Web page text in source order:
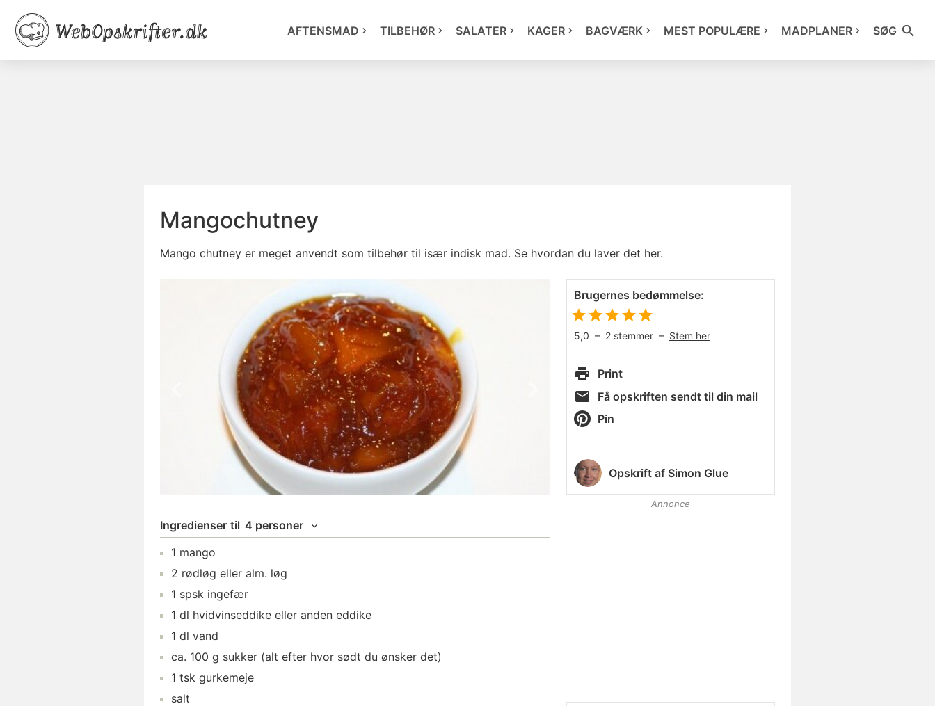
AFTENSMAD TILBEHØR SALATER KAGER BAGVÆRK MEST POPULÆRE MADPLANER SØG
Mangochutney
Mango chutney er meget anvendt som tilbehør til især indisk mad. Se hvordan du laver det her.
Ingredienser til 4 personer
1 mango
2 rødløg eller alm. løg
1 spsk ingefær
1 dl hvidvinseddike eller anden eddike
1 dl vand
ca. 100 g sukker (alt efter hvor sødt du ønsker det)
1 tsk gurkemeje
salt
Brugernes bedømmelse:
5,0 – 2 stemmer – Stem her
Print
Få opskriften sendt til din mail
Pin
Opskrift af Simon Glue
Annonce